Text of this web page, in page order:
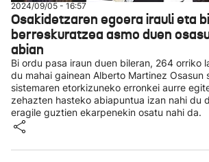
2024/09/05 - 16:57
Osakidetzaren egoera irauli eta
berreskuratzea asmo duen
abian
Bi ordu pasa iraun duen bileran, 264 orriko
du mahai gainean Alberto Martinez Osasun
sistemaren etorkizuneko erronkei aurre
zehazten hasteko abiapuntua izan nahi du
eragile guztien ekarpenekin osatu nahi da.